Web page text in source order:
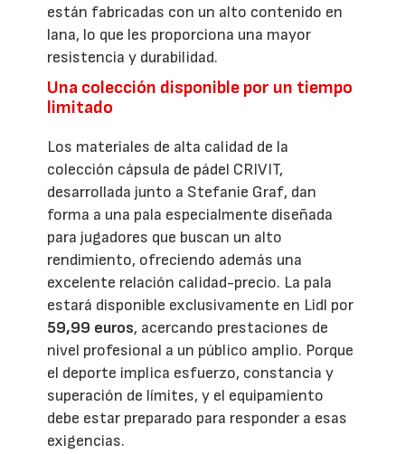
están fabricadas con un alto contenido en
lana, lo que les proporciona una mayor
resistencia y durabilidad.
Una colección disponible por un tiempo
limitado
Los materiales de alta calidad de la
colección cápsula de pádel CRIVIT,
desarrollada junto a Stefanie Graf, dan
forma a una pala especialmente diseñada
para jugadores que buscan un alto
rendimiento, ofreciendo además una
excelente relación calidad-precio. La pala
estará disponible exclusivamente en Lidl por
59,99 euros, acercando prestaciones de
nivel profesional a un público amplio. Porque
el deporte implica esfuerzo, constancia y
superación de límites, y el equipamiento
debe estar preparado para responder a esas
exigencias.